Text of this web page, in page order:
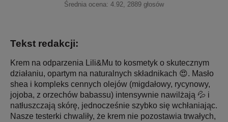
Średnia ocena: 4.92, 2889 głosów
Tekst redakcji:
Krem na odparzenia Lili&Mu to kosmetyk o skutecznym
działaniu, opartym na naturalnych składnikach 😍. Masło
shea i kompleks cennych olejów (migdałowy, rycynowy,
jojoba, z orzechów babassu) intensywnie nawilżają 💦 i
natłuszczają skórę, jednocześnie szybko się wchłaniając.
Nasze testerki chwaliły, że krem nie pozostawia trwałych,